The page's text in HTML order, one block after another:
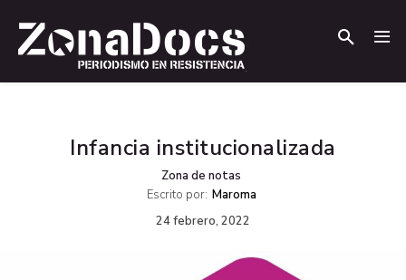
Infancia institucionalizada
Zona de notas
Escrito por: Maroma
24 febrero, 2022